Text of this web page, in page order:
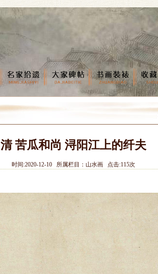
清 苦瓜和尚 浔阳江上的纤夫
时间:2020-12-10 所属栏目：山水画 点击:115次